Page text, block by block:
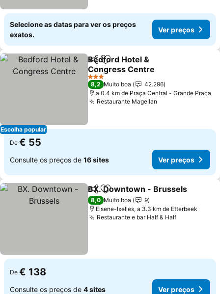
Selecione as datas para ver os preços
exatos.
Ver preços
Escolha popular
PartilharAdicionar aos favoritos
Bedford Hotel &
Congress Centre
Ver preços
3 Estrelas
8,2 Muito boa
42.296
a 0.4 km de Praça Central - Grande Praça
Restaurante Magellan
De € 55
Consulte os preços de 16 sites Ver preços
PartilharAdicionar aos favoritos
BX. Downtown - Brussels
8,0 Muito boa
9
Elsene-Ixelles, a 3.3 km de Etterbeek
Restaurante e bar Half & HalfVer preços
De € 138
Consulte os preços de 4 sites Ver preços